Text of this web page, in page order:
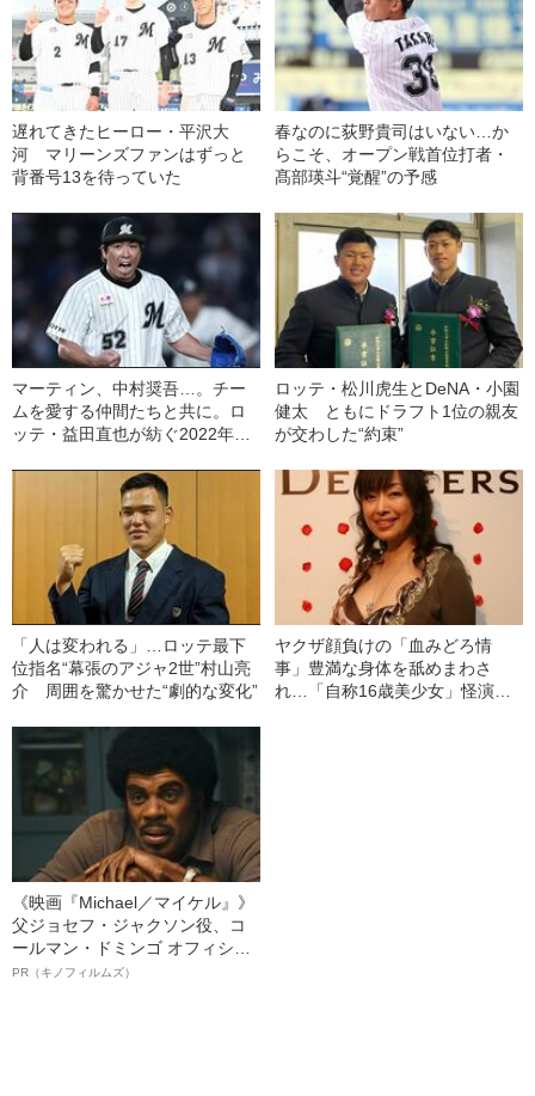
遅れてきたヒーロー・平沢大
河 マリーンズファンはずっと
背番号13を待っていた
春なのに荻野貴司はいない…か
らこそ、オープン戦首位打者・
髙部瑛斗“覚醒”の予感
マーティン、中村奨吾…。チー
ムを愛する仲間たちと共に。ロ
ッテ・益田直也が紡ぐ2022年の
ロッテ・松川虎生とDeNA・小園
健太 ともにドラフト1位の親友
が交わした“約束”
「人は変われる」…ロッテ最下
位指名“幕張のアジャ2世”村山亮
介 周囲を驚かせた“劇的な変化”
ヤクザ顔負けの「血みどろ情
事」豊満な身体を舐めまわさ
れ…「自称16歳美少女」怪演
《映画『Michael／マイケル』》
父ジョセフ・ジャクソン役、コ
ールマン・ドミンゴ オフィシャ
ルインタビュー“観客を魅了した
PR（キノフィルムズ）